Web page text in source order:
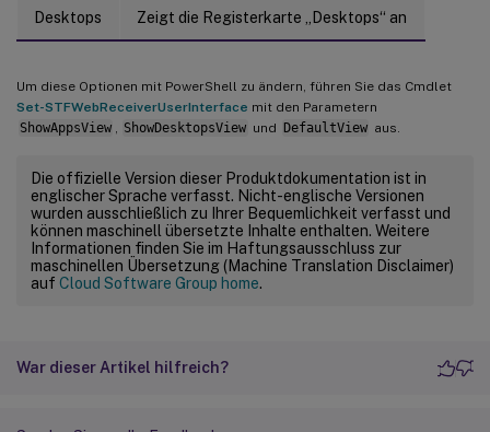
Desktops Zeigt die Registerkarte „Desktops“ an
Um diese Optionen mit PowerShell zu ändern, führen Sie das Cmdlet
Set-STFWebReceiverUserInterface mit den Parametern
ShowAppsView , ShowDesktopsView und DefaultView aus.
Die offizielle Version dieser Produktdokumentation ist in
englischer Sprache verfasst. Nicht-englische Versionen
wurden ausschließlich zu Ihrer Bequemlichkeit verfasst und
können maschinell übersetzte Inhalte enthalten. Weitere
Informationen finden Sie im Haftungsausschluss zur
maschinellen Übersetzung (Machine Translation Disclaimer)
auf Cloud Software Group home.
War dieser Artikel hilfreich?